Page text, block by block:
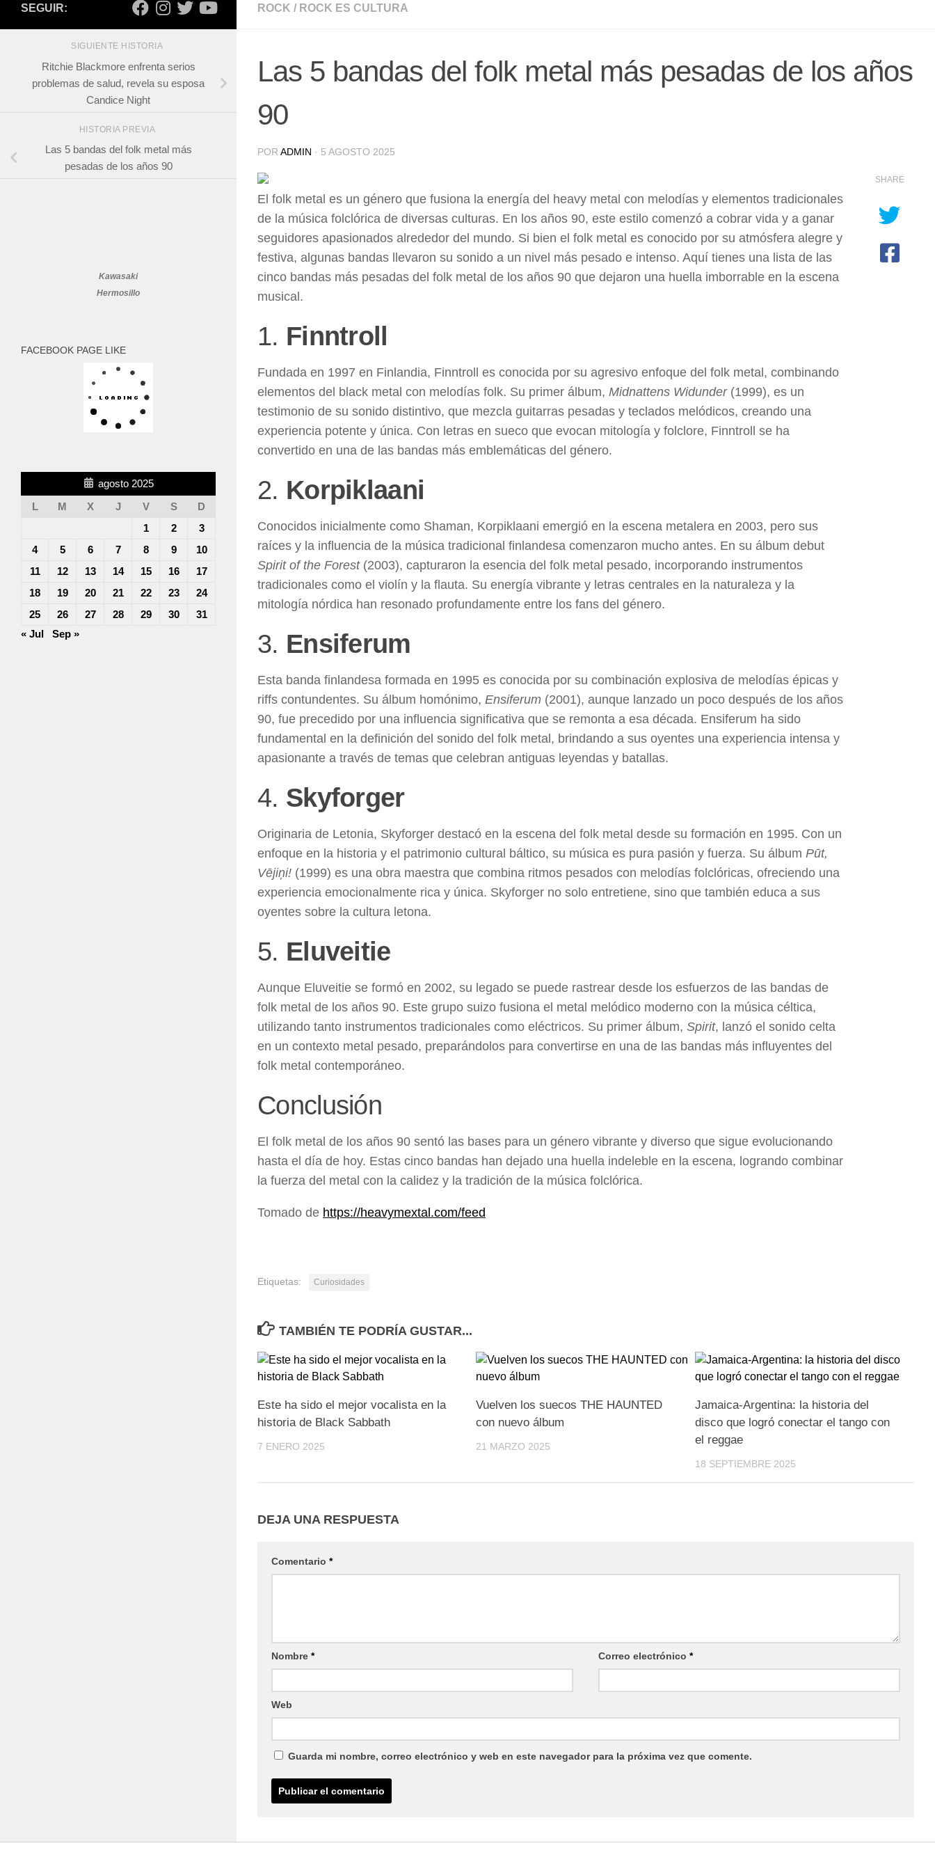
ROCK / ROCK ES CULTURA
Las 5 bandas del folk metal más pesadas de los años
90
POR ADMIN · 5 AGOSTO 2025
El folk metal es un género que fusiona la energía del heavy metal con melodías y elementos tradicionales
de la música folclórica de diversas culturas. En los años 90, este estilo comenzó a cobrar vida y a ganar
seguidores apasionados alrededor del mundo. Si bien el folk metal es conocido por su atmósfera alegre y
festiva, algunas bandas llevaron su sonido a un nivel más pesado e intenso. Aquí tienes una lista de las
cinco bandas más pesadas del folk metal de los años 90 que dejaron una huella imborrable en la escena
musical.
1. Finntroll
Fundada en 1997 en Finlandia, Finntroll es conocida por su agresivo enfoque del folk metal, combinando
elementos del black metal con melodías folk. Su primer álbum, Midnattens Widunder(1999), es un
testimonio de su sonido distintivo, que mezcla guitarras pesadas y teclados melódicos, creando una
experiencia potente y única. Con letras en sueco que evocan mitología y folclore, Finntroll se ha
convertido en una de las bandas más emblemáticas del género.
2. Korpiklaani
Conocidos inicialmente como Shaman, Korpiklaani emergió en la escena metalera en 2003, pero sus
raíces y la influencia de la música tradicional finlandesa comenzaron mucho antes. En su álbum debut
Spirit of the Forest(2003), capturaron la esencia del folk metal pesado, incorporando instrumentos
tradicionales como el violín y la flauta. Su energía vibrante y letras centrales en la naturaleza y la
mitología nórdica han resonado profundamente entre los fans del género.
3. Ensiferum
Esta banda finlandesa formada en 1995 es conocida por su combinación explosiva de melodías épicas y
riffs contundentes. Su álbum homónimo, Ensiferum (2001), aunque lanzado un poco después de los años
90, fue precedido por una influencia significativa que se remonta a esa década. Ensiferum ha sido
fundamental en la definición del sonido del folk metal, brindando a sus oyentes una experiencia intensa y
apasionante a través de temas que celebran antiguas leyendas y batallas.
4. Skyforger
Originaria de Letonia, Skyforger destacó en la escena del folk metal desde su formación en 1995. Con un
enfoque en la historia y el patrimonio cultural báltico, su música es pura pasión y fuerza. Su álbum Pūt,
Vējiņi! (1999) es una obra maestra que combina ritmos pesados con melodías folclóricas, ofreciendo una
experiencia emocionalmente rica y única. Skyforger no solo entretiene, sino que también educa a sus
oyentes sobre la cultura letona.
5. Eluveitie
Aunque Eluveitie se formó en 2002, su legado se puede rastrear desde los esfuerzos de las bandas de
folk metal de los años 90. Este grupo suizo fusiona el metal melódico moderno con la música céltica,
utilizando tanto instrumentos tradicionales como eléctricos. Su primer álbum, Spirit, lanzó el sonido celta
en un contexto metal pesado, preparándolos para convertirse en una de las bandas más influyentes del
folk metal contemporáneo.
Conclusión
El folk metal de los años 90 sentó las bases para un género vibrante y diverso que sigue evolucionando
hasta el día de hoy. Estas cinco bandas han dejado una huella indeleble en la escena, logrando combinar
la fuerza del metal con la calidez y la tradición de la música folclórica.
Tomado de https://heavymextal.com/feed
SHARE
Etiquetas: Curiosidades
TAMBIÉN TE PODRÍA GUSTAR...
Este ha sido el mejor vocalista en la
historia de Black Sabbath
7 ENERO 2025
Vuelven los suecos THE HAUNTED
con nuevo álbum
21 MARZO 2025
Jamaica-Argentina: la historia del
disco que logró conectar el tango con
el reggae
18 SEPTIEMBRE 2025
DEJA UNA RESPUESTA
Comentario *
Nombre * Correo electrónico*
Web
Guarda mi nombre, correo electrónico y web en este navegador para la próxima vez que comente.
SEGUIR:
SIGUIENTE HISTORIA
Ritchie Blackmore enfrenta serios
problemas de salud, revela su esposa
Candice Night
HISTORIA PREVIA
Las 5 bandas del folk metal más
pesadas de los años 90
Kawasaki
Hermosillo
FACEBOOK PAGE LIKE
agosto 2025
L
M X J V S
D
1
2
3
4
5 6 7 8 9
10
11
12 13 14 15 16
17
18
19 20 21 22 23
24
25
26 27 28 29 30
31
« Jul
Sep »